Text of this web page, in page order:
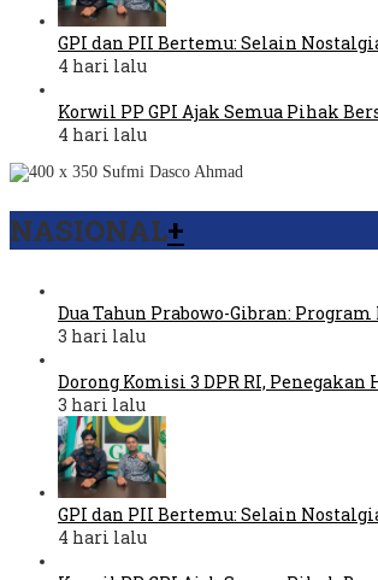
GPI dan PII Bertemu: Selain
4 hari lalu
Korwil PP GPI Ajak Semua Pihak
4 hari lalu
NASIONAL+
Dua Tahun Prabowo-Gibran:
3 hari lalu
Dorong Komisi 3 DPR RI,
3 hari lalu
GPI dan PII Bertemu: Selain
4 hari lalu